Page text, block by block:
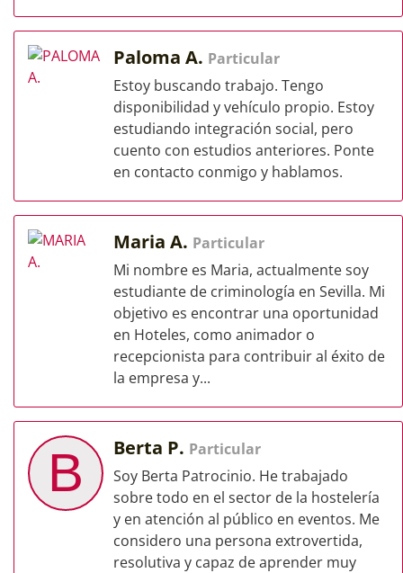
Paloma A. Particular
Estoy buscando trabajo. Tengo
disponibilidad y vehículo propio. Estoy
estudiando integración social, pero
cuento con estudios anteriores. Ponte
en contacto conmigo y hablamos.
Maria A. Particular
Mi nombre es Maria, actualmente soy
estudiante de criminología en Sevilla. Mi
objetivo es encontrar una oportunidad
en Hoteles, como animador o
recepcionista para contribuir al éxito de
la empresa y...
B Berta P. Particular
Soy Berta Patrocinio. He trabajado
sobre todo en el sector de la hostelería
y en atención al público en eventos. Me
considero una persona extrovertida,
resolutiva y capaz de aprender muy